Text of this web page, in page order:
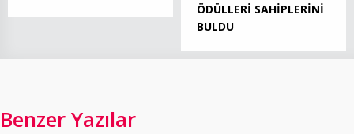
ÖDÜLLERİ SAHİPLERİNİ
BULDU
Benzer Yazılar